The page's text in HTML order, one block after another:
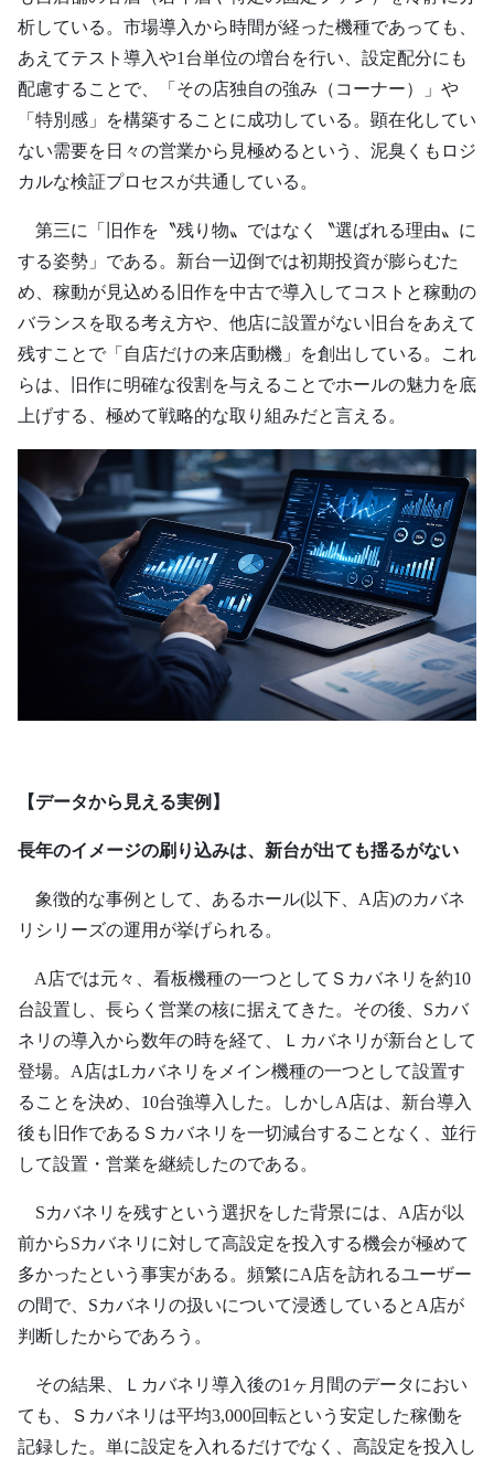
析している。市場導入から時間が経った機種であっても、
あえてテスト導入や1台単位の増台を行い、設定配分にも
配慮することで、「その店独自の強み（コーナー）」や
「特別感」を構築することに成功している。顕在化してい
ない需要を日々の営業から見極めるという、泥臭くもロジ
カルな検証プロセスが共通している。
第三に「旧作を〝残り物〟ではなく〝選ばれる理由〟に
する姿勢」である。新台一辺倒では初期投資が膨らむた
め、稼動が見込める旧作を中古で導入してコストと稼動の
バランスを取る考え方や、他店に設置がない旧台をあえて
残すことで「自店だけの来店動機」を創出している。これ
らは、旧作に明確な役割を与えることでホールの魅力を底
上げする、極めて戦略的な取り組みだと言える。
【データから見える実例】
長年のイメージの刷り込みは、新台が出ても揺るがない
象徴的な事例として、あるホール(以下、A店)のカバネ
リシリーズの運用が挙げられる。
A店では元々、看板機種の一つとしてＳカバネリを約10
台設置し、長らく営業の核に据えてきた。その後、Sカバ
ネリの導入から数年の時を経て、Ｌカバネリが新台として
登場。A店はLカバネリをメイン機種の一つとして設置す
ることを決め、10台強導入した。しかしA店は、新台導入
後も旧作であるＳカバネリを一切減台することなく、並行
して設置・営業を継続したのである。
Sカバネリを残すという選択をした背景には、A店が以
前からSカバネリに対して高設定を投入する機会が極めて
多かったという事実がある。頻繁にA店を訪れるユーザー
の間で、Sカバネリの扱いについて浸透しているとA店が
判断したからであろう。
その結果、Ｌカバネリ導入後の1ヶ月間のデータにおい
ても、Ｓカバネリは平均3,000回転という安定した稼働を
記録した。単に設定を入れるだけでなく、高設定を投入し